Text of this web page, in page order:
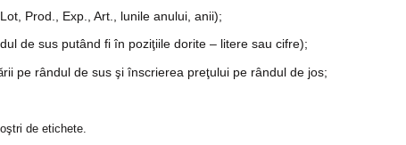
Prod., Exp., Art., lunile anului, anii);
de sus putând fi în poziţiile dorite – litere sau cifre);
rii pe rândul de sus şi înscrierea preţului pe rândul de jos;
de etichete.